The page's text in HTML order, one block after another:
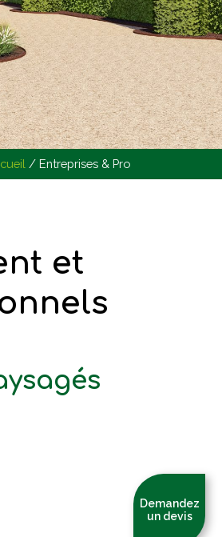
Demandez
un devis
/ Entreprises & Pro
et